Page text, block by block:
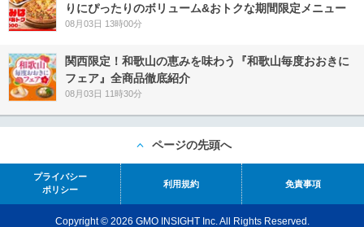
りにぴったりのボリューム&おトクな期間限定メニュー
08月03日 13時00分
関西限定！和歌山の恵みを味わう『和歌山毎度おおきに
フェア』全商品徹底紹介
08月03日 11時30分
ページの先頭へ
プライバシー
ポリシー
利用規約 免責事項
Copyright © 2026 GMO INSIGHT Inc. All Rights Reserved.